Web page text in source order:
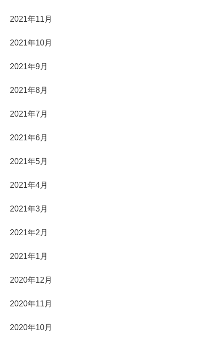
2021年11月
2021年10月
2021年9月
2021年8月
2021年7月
2021年6月
2021年5月
2021年4月
2021年3月
2021年2月
2021年1月
2020年12月
2020年11月
2020年10月